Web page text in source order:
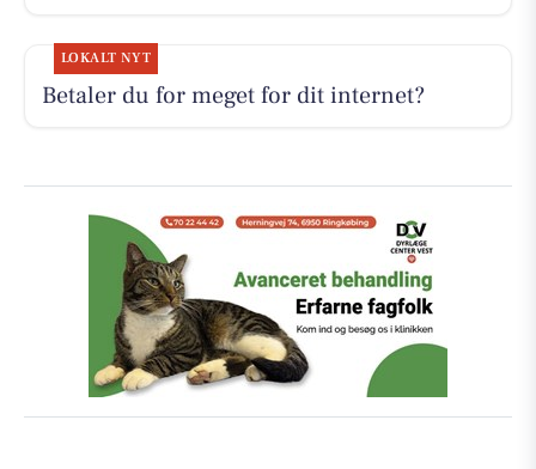
LOKALT NYT
Betaler du for meget for dit internet?